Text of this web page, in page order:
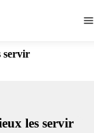
servir
les servir